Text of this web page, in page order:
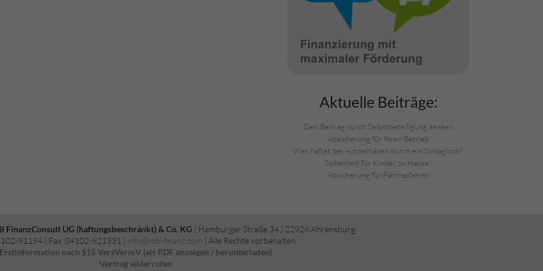
Aktuelle Beiträge:
Den Beitrag durch Selbstbeteiligung senken
Absicherung für Ihren Betrieb
Wer haftet bei Autoschäden durch ein Schlagloch?
Sicherheit für Kinder zu Hause!
Absicherung für Fahrradfahrer
FinanzConsult UG (haftungsbeschränkt) & Co. KG| Hamburger Straße 34 | 22926 Ahrensburg
81194 | Fax: 04102-821331 | info@mb-finanz.com | Alle Rechte vorbehalten
Erstinformation nach §15 VersVermV (als PDF anzeigen / herunterladen)
Vertrag widerrufen